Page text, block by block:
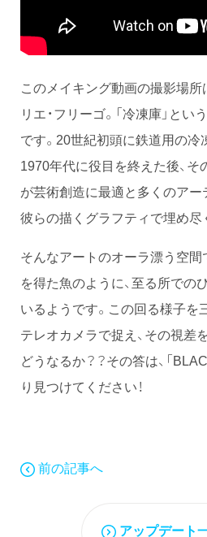
このメイキング動画の撮影場所
リエ・フリーゴ。「冷凍庫」と
です。20世紀初頭に鉄道用の冷
1970年代に役目を終えた後、そ
が芸術創造に最適と多くのアー
彼らの描くグラフティで埋め尽
そんなアートのオーラ漂う空間
を得た魚のように、至る所での
いるようです。この回る様子を
テレオカメラで捉え、その視差
どうなるか？？その答は、「
り見つけてください！
前の記事へ
アップデート